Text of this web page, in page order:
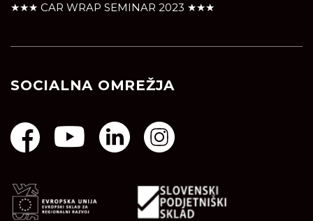
★★★ CAR WRAP SEMINAR 2023 ★★★
SOCIALNA OMREŽJA